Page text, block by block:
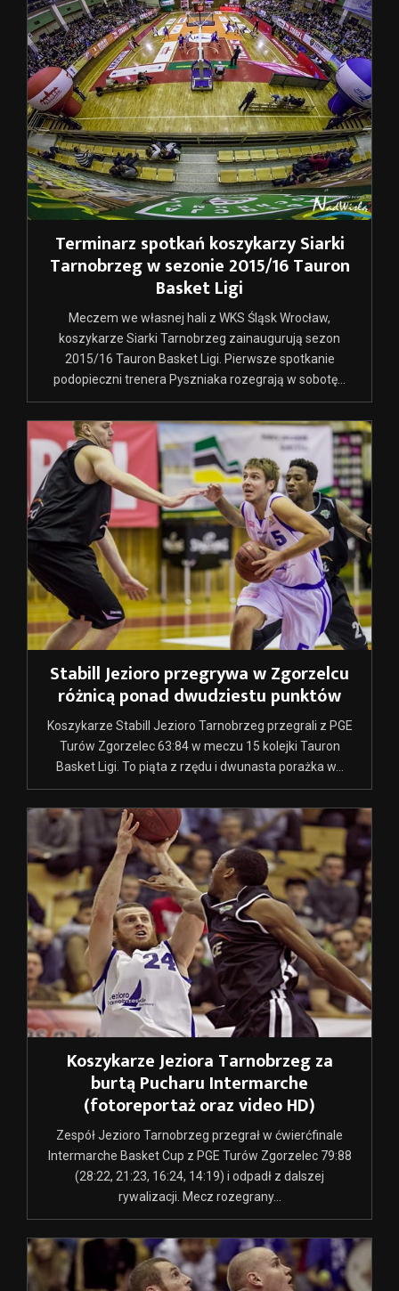
Terminarz spotkań koszykarzy Siarki
Tarnobrzeg w sezonie 2015/16 Tauron
Basket Ligi
Meczem we własnej hali z WKS Śląsk Wrocław,
koszykarze Siarki Tarnobrzeg zainaugurują sezon
2015/16 Tauron Basket Ligi. Pierwsze spotkanie
podopieczni trenera Pyszniaka rozegrają w sobotę...
Stabill Jezioro przegrywa w Zgorzelcu
różnicą ponad dwudziestu punktów
Koszykarze Stabill Jezioro Tarnobrzeg przegrali z PGE
Turów Zgorzelec 63:84 w meczu 15 kolejki Tauron
Basket Ligi. To piąta z rzędu i dwunasta porażka w...
Koszykarze Jeziora Tarnobrzeg za
burtą Pucharu Intermarche
(fotoreportaż oraz video HD)
Zespół Jezioro Tarnobrzeg przegrał w ćwierćfinale
Intermarche Basket Cup z PGE Turów Zgorzelec 79:88
(28:22, 21:23, 16:24, 14:19) i odpadł z dalszej
rywalizacji. Mecz rozegrany...